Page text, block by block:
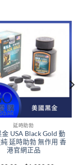
延時助勃
USA Black Gold 動
延時助勃 無作用 香
港官網正品